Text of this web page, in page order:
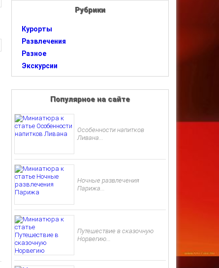
Рубрики
Курорты
Развлечения
Разное
Экскурсии
Популярное на сайте
Особенности напитков
Ливана...
Ночные развлечения
Парижа...
Путешествие в сказочную
Норвегию...